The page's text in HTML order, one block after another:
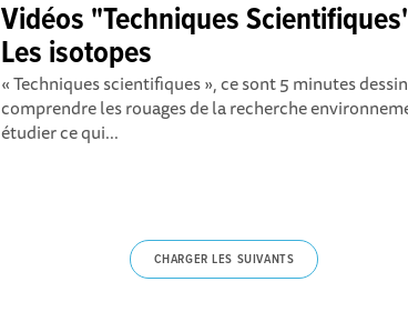
Vidéos "Techniques
Les isotopes
« Techniques scientifiques », ce sont 5 minutes
comprendre les rouages de la recherche
étudier ce qui...
CHARGER LES SUIVANTS